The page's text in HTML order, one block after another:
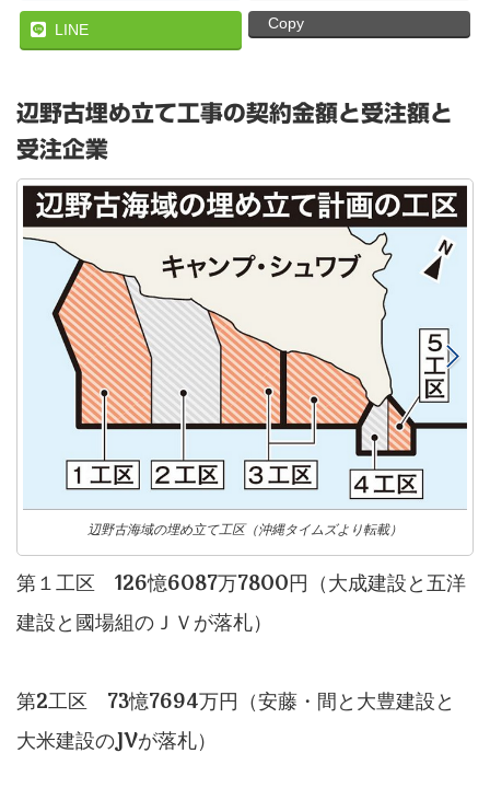
LINE Copy
辺野古埋め立て工事の契約金額と受注額と
受注企業
辺野古海域の埋め立て工区（沖縄タイムズより転載）
第１工区 126憶6087万7800円（大成建設と五洋
建設と國場組のＪＶが落札）
第2工区 73憶7694万円（安藤・間と大豊建設と
大米建設のJVが落札）